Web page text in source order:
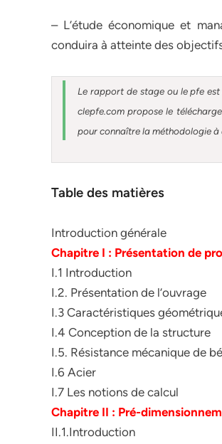
– L’étude économique et
conduira à atteinte des
Le rapport de stage ou le pfe est
clepfe.com propose le
pour connaître la méthodologie à
Table des matières
Introduction générale
Chapitre I : Présentation de
I.1 Introduction
I.2. Présentation de l’ouvrage
I.3 Caractéristiques
I.4 Conception de la structure
I.5. Résistance mécanique de
I.6 Acier
I.7 Les notions de calcul
Chapitre II : Pré-
II.1.Introduction